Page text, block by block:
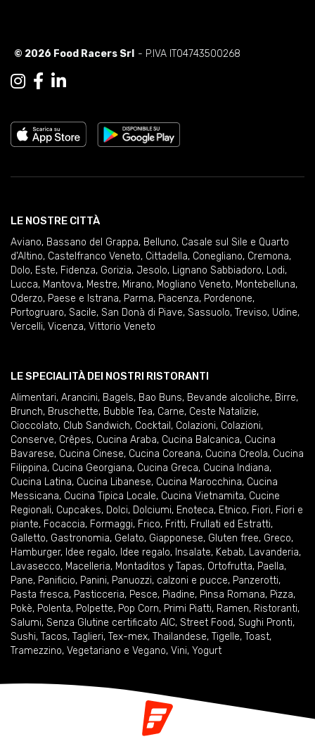
© 2026 Food Racers Srl - P.IVA IT04743500268
LE NOSTRE CITTÀ
Aviano, Bassano del Grappa, Belluno, Casale sul Sile e Quarto
d'Altino, Castelfranco Veneto, Cittadella, Conegliano, Cremona,
Dolo, Este, Fidenza, Gorizia, Jesolo, Lignano Sabbiadoro, Lodi,
Lucca, Mantova, Mestre, Mirano, Mogliano Veneto, Montebelluna,
Oderzo, Paese e Istrana, Parma, Piacenza, Pordenone,
Portogruaro, Sacile, San Donà di Piave, Sassuolo, Treviso, Udine,
Vercelli, Vicenza, Vittorio Veneto
LE SPECIALITÀ DEI NOSTRI RISTORANTI
Alimentari, Arancini, Bagels, Bao Buns, Bevande alcoliche, Birre,
Brunch, Bruschette, Bubble Tea, Carne, Ceste Natalizie,
Cioccolato, Club Sandwich, Cocktail , Colazioni, Colazioni,
Conserve, Crêpes, Cucina Araba, Cucina Balcanica, Cucina
Bavarese, Cucina Cinese, Cucina Coreana, Cucina Creola, Cucina
Filippina, Cucina Georgiana, Cucina Greca, Cucina Indiana,
Cucina Latina, Cucina Libanese, Cucina Marocchina, Cucina
Messicana, Cucina Tipica Locale, Cucina Vietnamita, Cucine
Regionali, Cupcakes, Dolci, Dolciumi, Enoteca, Etnico, Fiori, Fiori e
piante, Focaccia, Formaggi, Frico, Fritti, Frullati ed Estratti,
Galletto, Gastronomia, Gelato, Giapponese, Gluten free, Greco,
Hamburger, Idee regalo, Idee regalo, Insalate, Kebab, Lavanderia,
Lavasecco, Macelleria, Montaditos y Tapas, Ortofrutta, Paella,
Pane, Panificio, Panini, Panuozzi, calzoni e pucce, Panzerotti,
Pasta fresca, Pasticceria, Pesce, Piadine, Pinsa Romana, Pizza,
Pokè, Polenta, Polpette, Pop Corn, Primi Piatti, Ramen, Ristoranti,
Salumi, Senza Glutine certificato AIC, Street Food, Sughi Pronti,
Sushi, Tacos, Taglieri, Tex-mex, Thailandese, Tigelle, Toast,
Tramezzino, Vegetariano e Vegano, Vini, Yogurt